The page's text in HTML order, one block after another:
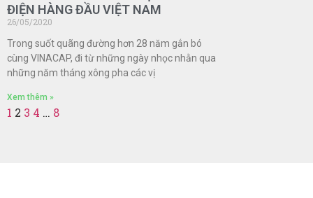
ĐIỆN HÀNG ĐẦU VIỆT NAM
26/05/2020
Trong suốt quãng đường hơn 28 năm gắn bó
cùng VINACAP, đi từ những ngày nhọc nhằn qua
những năm tháng xông pha các vị
Xem thêm »
1 2 3 4 … 8